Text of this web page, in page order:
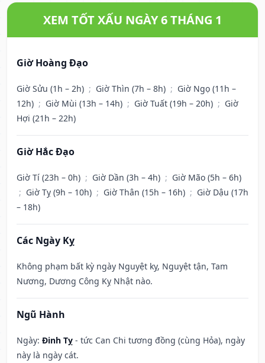
XEM TỐT XẤU NGÀY 6 THÁNG 1
Giờ Hoàng Đạo
Giờ Sửu (1h – 2h) ; Giờ Thìn (7h – 8h) ; Giờ Ngọ (11h –
12h) ; Giờ Mùi (13h – 14h) ; Giờ Tuất (19h – 20h) ; Giờ
Hợi (21h – 22h)
Giờ Hắc Đạo
Giờ Tí (23h – 0h) ; Giờ Dần (3h – 4h) ; Giờ Mão (5h – 6h)
; Giờ Tỵ (9h – 10h) ; Giờ Thân (15h – 16h) ; Giờ Dậu (17h
– 18h)
Các Ngày Kỵ
Không phạm bất kỳ ngày Nguyệt kỵ, Nguyệt tận, Tam
Nương, Dương Công Kỵ Nhật nào.
Ngũ Hành
Ngày: Đinh Tỵ - tức Can Chi tương đồng (cùng Hỏa), ngày
này là ngày cát.